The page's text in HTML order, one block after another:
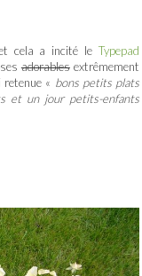
cela a incité le Typepad
adorablesextrêmement
« bons petits plats
et un jour petits-enfants